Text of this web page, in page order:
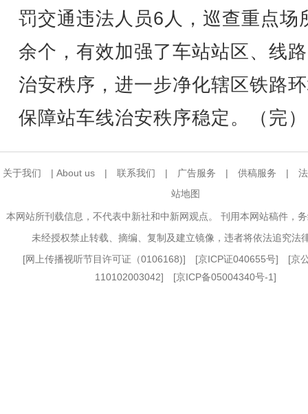
罚交通违法人员6人，巡查重点场
余个，有效加强了车站站区、线
治安秩序，进一步净化辖区铁路
保障站车线治安秩序稳定。（完）
关于我们 | About us | 联系我们 | 广告服务 | 供稿服务 |
站地图
本网站所刊载信息，不代表中新社和中新网观点。 刊用本网站稿件，
未经授权禁止转载、摘编、复制及建立镜像，违者将依法追究法
[网上传播视听节目许可证（0106168)] [京ICP证040655号] [京
110102003042] [京ICP备05004340号-1]